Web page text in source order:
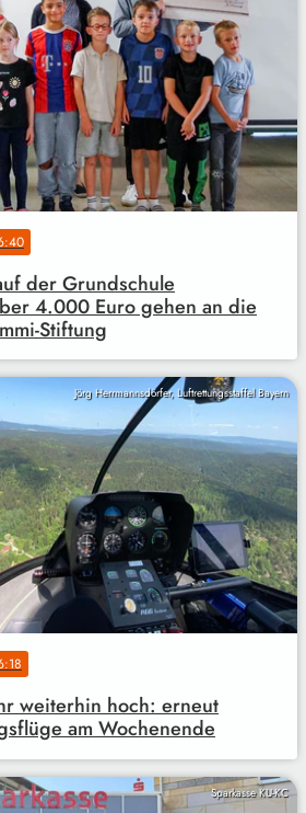
der Grundschule
4.000 Euro gehen an die
Stiftung
Jörg Herrmannsdörfer, Luftrettungsstaffel Bayern
weiterhin hoch: erneut
am Wochenende
Sparkasse KU-KC